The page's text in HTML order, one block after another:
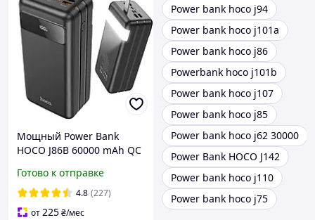
Мощный Power Bank
HOCO J86B 60000 mAh QC
лампой. Внешний
аккумулятор для
телефона и планшета
Готово к отправке
4.8 (227)
от225₴/мес
Power bank hoco j94
Power bank hoco j101a
Power bank hoco j86
Powerbank hoco j101b
Power bank hoco j107
Power bank hoco j85
Power bank hoco j62 30000
Power Bank HOCO J142
Power bank hoco j110
Power bank hoco j75